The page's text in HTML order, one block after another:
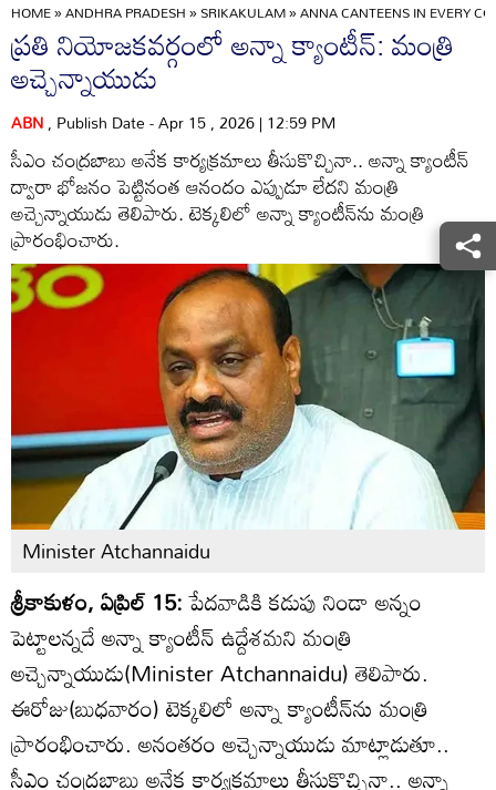
HOME»ANDHRA PRADESH»SRIKAKULAM»ANNA CANTEENS IN EVERY
ప్రతి నియోజకవర్గంలో అన్నా క్యాంటీన్: మంత్రి
అచ్చెన్నాయుడు
ABN, Publish Date - Apr 15 , 2026 | 12:59 PM
సీఎం చంద్రబాబు అనేక కార్యక్రమాలు తీసుకొచ్చినా.. అన్నా క్యాంటీన్
ద్వారా భోజనం పెట్టినంత ఆనందం ఎప్పుడూ లేదని మంత్రి
అచ్చెన్నాయుడు తెలిపారు. టెక్కలిలో అన్నా క్యాంటీన్‌ను మంత్రి
ప్రారంభించారు.
Minister Atchannaidu
శ్రీకాకుళం, ఏప్రిల్ 15:పేదవాడికి కడుపు నిండా అన్నం
పెట్టాలన్నదే అన్నా క్యాంటీన్ ఉద్దేశమని మంత్రి
అచ్చెన్నాయుడు(Minister Atchannaidu) తెలిపారు.
ఈరోజు(బుధవారం) టెక్కలిలో అన్నా క్యాంటీన్‌ను మంత్రి
ప్రారంభించారు. అనంతరం అచ్చెన్నాయుడు మాట్లాడుతూ..
సీఎం చంద్రబాబు అనేక కార్యక్రమాలు తీసుకొచ్చినా.. అన్నా